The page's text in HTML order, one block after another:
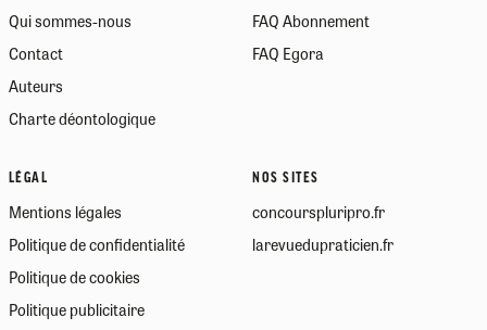
Qui sommes-nous
Contact
Auteurs
Charte déontologique
FAQ Abonnement
FAQ Egora
LÉGAL
Mentions légales
Politique de confidentialité
Politique de cookies
Politique publicitaire
NOS SITES
concourspluripro.fr
larevuedupraticien.fr